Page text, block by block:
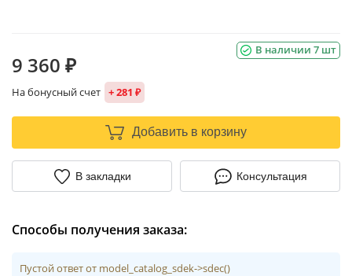
В наличии 7 шт
9 360 ₽
На бонусный счет + 281 ₽
Добавить в корзину
В закладки Консультация
Способы получения заказа:
Пустой ответ от model_catalog_sdek->sdec()